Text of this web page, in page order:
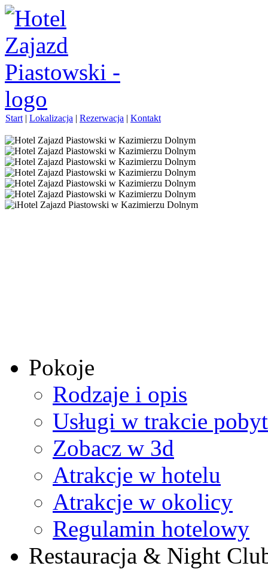
Start | Lokalizacja | Rezerwacja | Kontakt
Pokoje
Rodzaje i opis
Usługi w trakcie
Zobacz w 3d
Atrakcje w hotelu
Atrakcje w okolicy
Regulamin hotelowy
Restauracja & Night